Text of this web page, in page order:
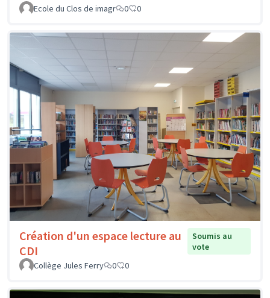
Ecole du Clos de imagr 0 0
Création d'un espace lecture au
CDI
Soumis au
vote
Collège Jules Ferry
0 0